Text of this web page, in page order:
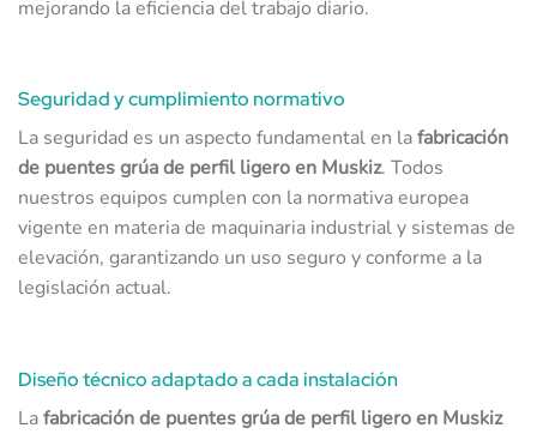
mejorando la eficiencia del trabajo diario.
Seguridad y cumplimiento normativo
La seguridad es un aspecto fundamental en lafabricación
de puentes grúa de perfil ligero en Muskiz. Todos
nuestros equipos cumplen con la normativa europea
vigente en materia de maquinaria industrial y sistemas de
elevación, garantizando un uso seguro y conforme a la
legislación actual.
Diseño técnico adaptado a cada instalación
Lafabricación de puentes grúa de perfil ligero en Muskiz